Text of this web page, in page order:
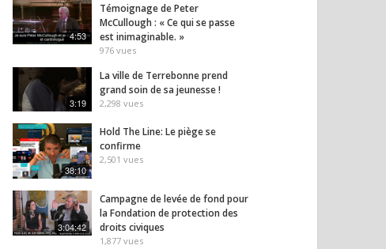
Le régime chinois s’en
prend aux riches :
fortunes bloquées,
vues
Accoucher, c’est traverser
la mort de la peur
4:53
Témoignage de Peter
McCullough : « Ce qui se passe
est inimaginable. »
976 vues
3:19
La ville de Terrebonne prend
grand soin de sa jeunesse !
2,298 vues
38:10
Hold The Line: Le piège se
confirme
2,501 vues
3:04:42
Campagne de levée de fond pour
la Fondation de protection des
droits civiques
1,877 vues